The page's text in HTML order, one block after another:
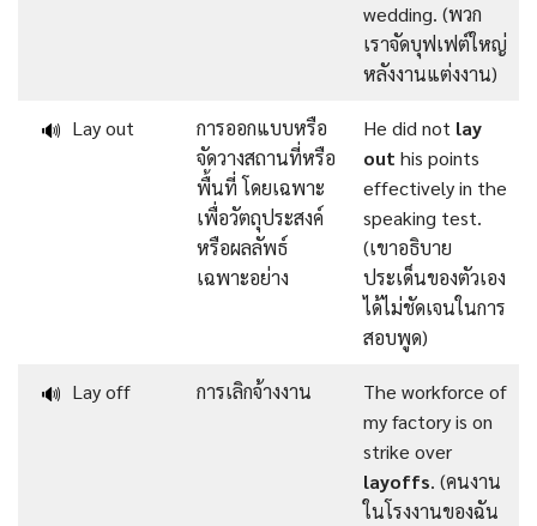
wedding. (พวก
เราจัดบุฟเฟต์ใหญ่
หลังงานแต่งงาน)
🔊 Lay out
การออกแบบหรือ
จัดวางสถานที่หรือ
พื้นที่ โดยเฉพาะ
เพื่อวัตถุประสงค์
หรือผลลัพธ์
เฉพาะอย่าง
He did not lay
out his points
effectively in the
speaking test.
(เขาอธิบาย
ประเด็นของตัวเอง
ได้ไม่ชัดเจนในการ
สอบพูด)
🔊 Lay off การเลิกจ้างงาน
The workforce of
my factory is on
strike over
layoffs. (คนงาน
ในโรงงานของฉัน